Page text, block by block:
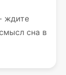
ждите
сна в